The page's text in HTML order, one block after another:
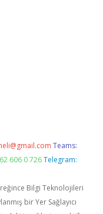
Teams:
606 0 726 Telegram:
Bilgi Teknolojileri
bir Yer Sağlayıcı